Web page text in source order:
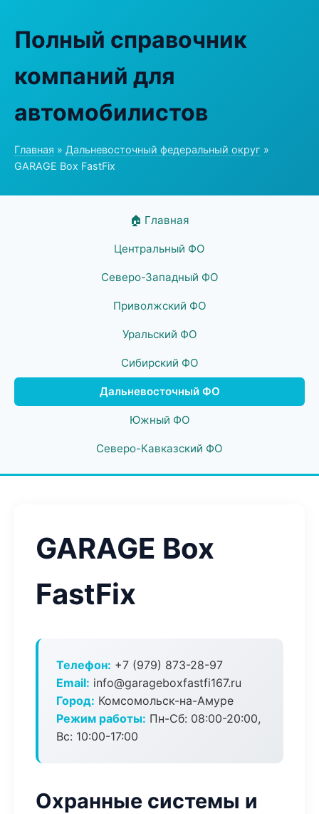
Полный справочник
компаний для
автомобилистов
Главная » Дальневосточный федеральный округ »
GARAGE Box FastFix
🏠 Главная
Центральный ФО
Северо-Западный ФО
Приволжский ФО
Уральский ФО
Сибирский ФО
Дальневосточный ФО
Южный ФО
Северо-Кавказский ФО
GARAGE Box
FastFix
Телефон: +7 (979) 873-28-97
Email: info@garageboxfastfi167.ru
Город: Комсомольск-на-Амуре
Режим работы: Пн-Сб: 08:00-20:00,
Вс: 10:00-17:00
Охранные системы и